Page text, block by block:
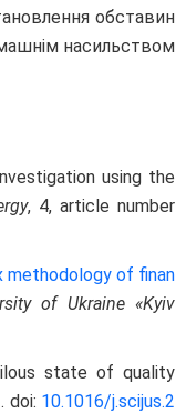
обставин
насильством
using the
, 4, article number
methodology of finan
of Ukraine «Kyiv
state of quality
doi: 10.1016/j.scijus.2